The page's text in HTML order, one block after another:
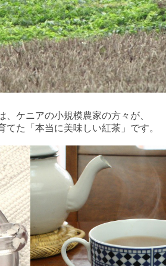
、ケニアの小規模農家の方々が、
てた「本当に美味しい紅茶」です。